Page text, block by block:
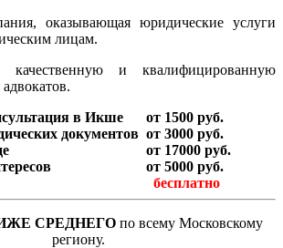
оказывающая юридические услуги
лицам.
и квалифицированную
в Икше
от 1500 руб.
документов от 3000 руб.
от 17000 руб.
от 5000 руб.
бесплатно
СРЕДНЕГО по всему Московскому
региону.